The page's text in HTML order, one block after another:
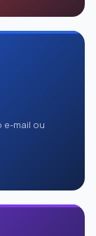
e-mail ou